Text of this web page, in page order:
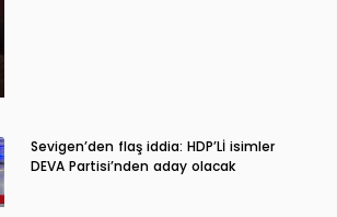
Sevigen’den flaş iddia: HDP’Lİ isimler
DEVA Partisi’nden aday olacak